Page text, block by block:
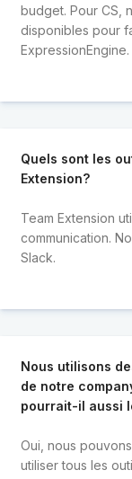
budget. Pour CS,
disponibles pour
ExpressionEngine.
Quels sont les
Extension?
Team Extension
communication.
Slack.
Nous utilisons
de notre
pourrait-il aussi
Oui, nous
utiliser tous les